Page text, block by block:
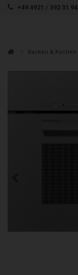
Zum Inhalt springen
+49 4921 / 392 31 94
Suche
Zur Backen & Kochen